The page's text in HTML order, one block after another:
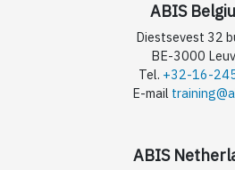
ABIS
Diestsevest 32
BE-3000
Tel. +32-16-
E-mail
ABIS